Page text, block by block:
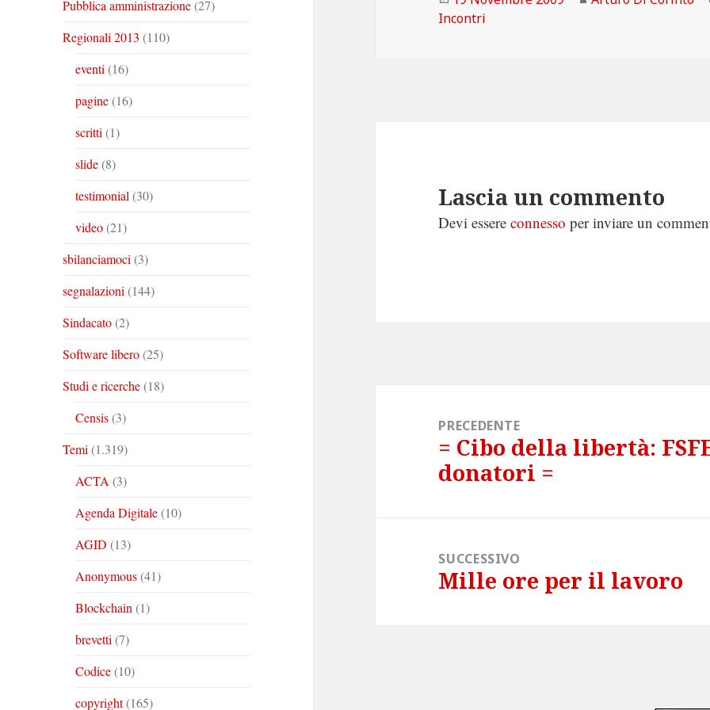
Pubblica amministrazione(27)
Regionali 2013 (110)
eventi (16)
pagine(16)
scritti (1)
slide(8)
testimonial (30)
video(21)
sbilanciamoci (3)
segnalazioni (144)
Sindacato(2)
Software libero(25)
Studi e ricerche(18)
Censis(3)
Temi (1.319)
ACTA (3)
Agenda Digitale(10)
AGID (13)
Anonymous(41)
Blockchain (1)
brevetti (7)
Codice(10)
copyright(165)
il
Incontri
Lascia un commento
Devi essereconnesso per inviare un
PRECEDENTE
Articolo
precedente:
= Cibo della libertà:
donatori =
SUCCESSIVO
Articolo
Mille ore per il lavoro